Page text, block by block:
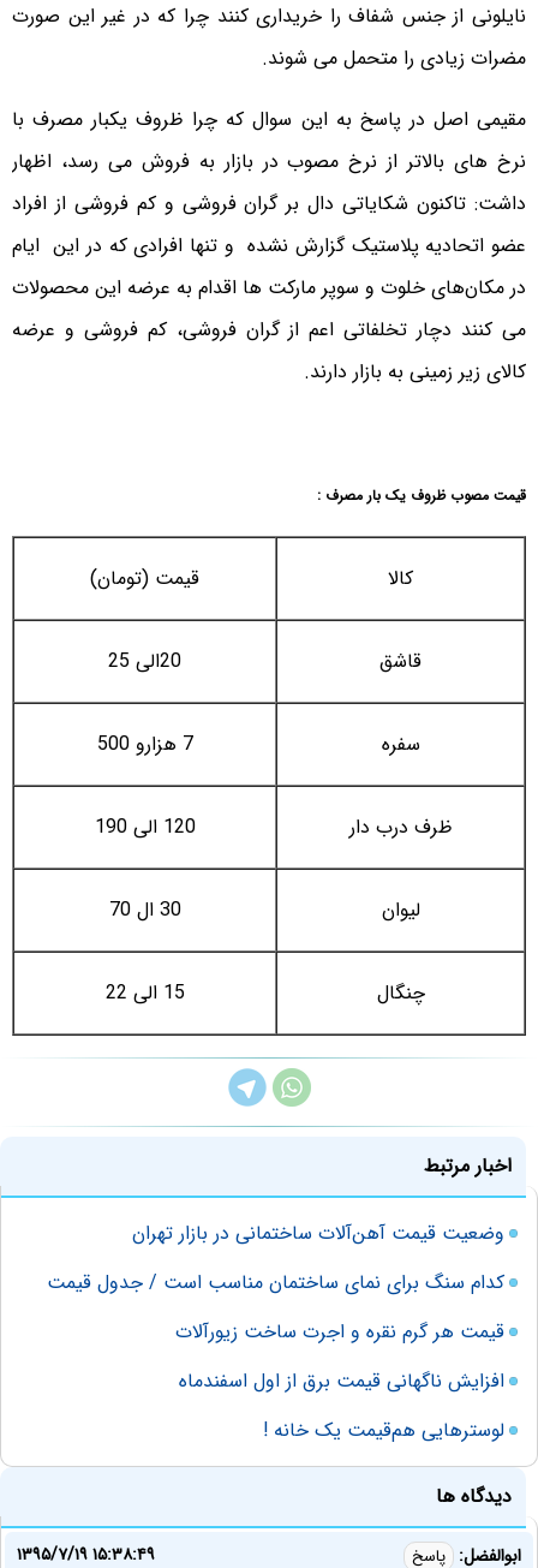
نایلونی از جنس شفاف را خریداری کنند چرا که در غیر این صورت
مضرات زیادی را متحمل می شوند.
مقیمی اصل در پاسخ به این سوال که چرا ظروف یکبار مصرف با
نرخ های بالاتر از نرخ مصوب در بازار به فروش می رسد، اظهار
داشت: تاکنون شکایاتی دال بر گران فروشی و کم فروشی از افراد
عضو اتحادیه پلاستیک گزارش نشده و تنها افرادی که در این ایام
در مکان‌های خلوت و سوپر مارکت ها اقدام به عرضه این محصولات
می کنند دچار تخلفاتی اعم از گران فروشی، کم فروشی و عرضه
کالای زیر زمینی به بازار دارند.
قیمت مصوب ظروف یک بار مصرف :
کالا قیمت (تومان)
قاشق 20الی 25
سفره 7 هزارو 500
ظرف درب دار 120 الی 190
لیوان 30 ال 70
چنگال 15 الی 22
اخبار مرتبط
وضعیت قیمت آهن‌آلات ساختمانی در بازار تهران
کدام سنگ برای نمای ساختمان مناسب است / جدول قیمت
قیمت هر گرم نقره و اجرت ساخت زیورآلات
افزایش ناگهانی قیمت برق از اول اسفند‌ماه
لوسترهایی هم‌قیمت یک خانه !
دیدگاه ها
ابوالفضل: پاسخ ۱۳۹۵/۷/۱۹ ۱۵:۳۸:۴۹